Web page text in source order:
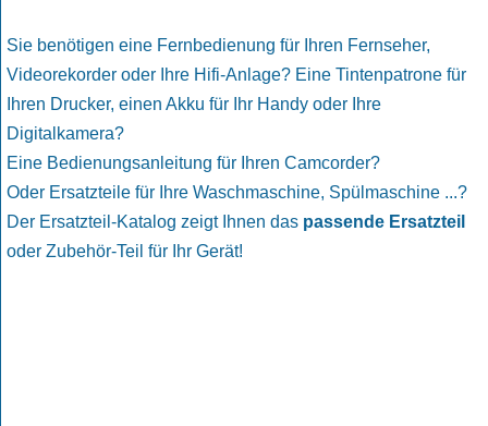
Sie benötigen eine Fernbedienung für Ihren Fernseher,
Videorekorder oder Ihre Hifi-Anlage? Eine Tintenpatrone für
Ihren Drucker, einen Akku für Ihr Handy oder Ihre
Digitalkamera?
Eine Bedienungsanleitung für Ihren Camcorder?
Oder Ersatzteile für Ihre Waschmaschine, Spülmaschine ...?
Der Ersatzteil-Katalog zeigt Ihnen das passende Ersatzteil
oder Zubehör-Teil für Ihr Gerät!